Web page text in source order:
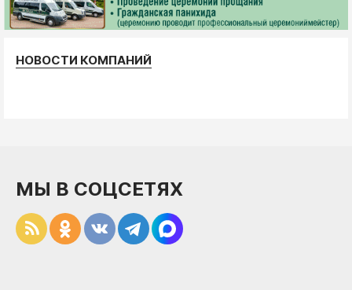
НОВОСТИ КОМПАНИЙ
МЫ В СОЦСЕТЯХ